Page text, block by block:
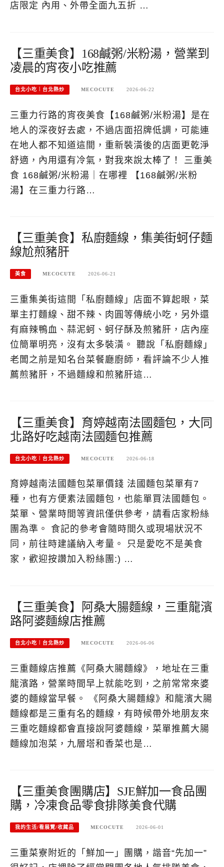
店限定 內用、外帶全面九五折 …
【三重美食】168鹹粥/米粉湯，營業到
凌晨的宵夜小吃推薦
台北小吃︱台北熱炒 MECOCUTE 2026-06-22
三重力行路的宵夜美食【168鹹粥/米粉湯】是在
地人的深夜好去處，不過店面招牌低調，可能連
在地人都不知道這間，重新裝潢後的店面更乾淨
舒適，內用還有冷氣，對我來說太棒了！ 三重美
食 168鹹粥/米粉湯｜在哪裡 【168鹹粥/米粉
湯】在三重力行路…
【三重美食】私廚麵線，集美街蚵仔麵
線尬煎豬肝
美食 MECOCUTE 2026-06-21
三重集美街這間「私廚麵線」店面不算起眼，菜
單主打麵線、甜不辣、肉圓等傳統小吃，另外還
有麻辣鴨血、蒜泥蚵、蚵仔酥及煎豬肝，店內座
位簡單明亮，沒有太多裝潢。 聽說「私廚麵線」
老闆之前是知名台菜餐廳廚師，看評論不少人推
薦煎豬肝，不過麵線和煎豬肝這…
【三重美食】育婷越南法國麵包，大同
北路好吃越南法國麵包推薦
台北小吃︱台北熱炒 MECOCUTE 2026-06-18
育婷越南法國麵包菜單價錢 法國麵包菜單有7
種，也有方便素法國麵包，也能單買法國麵包。
菜單、營業時間等資訊僅供參考，請看店家粉絲
團為準。 食記的參考會隨時間久或現場狀況不
同，前往時建議納入考量。 只是愛吃不是美食
家，歡迎按讚加入粉絲團:) …
【三重美食】阿桑大腸麵線，三重龍濱
路阿婆麵線店推薦
台北小吃︱台北熱炒 MECOCUTE 2026-06-06
三重麵線店推薦《阿桑大腸麵線》，地址在三重
龍濱路，營業時間早上就能吃到，之前常常來婆
婆的麵線當早餐。 《阿桑大腸麵線》和龍濱大腸
麵線都是三重有名的麵線，有時候帶外地朋友來
三重吃麵線都會直接說阿婆麵線，菜單推薦大腸
麵線加泡菜，九層塔和香菜也是…
【三重美食團購店】SJE鮮加一食品團
購，冷凍食品零食排隊美食代購
我的生活/看展覽/收藏品 MECOCUTE 2026-06-01
三重菜寮附近的「鮮加一」團購，諧音“先加一”